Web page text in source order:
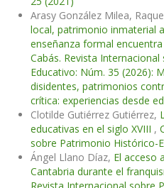
Arasy González Milea,
local, patrimonio inmaterial
enseñanza formal
Cabás. Revista
Educativo: Núm. 35 (2026):
disidentes, patrimonios
crítica: experiencias desde
Clotilde Gutiérrez Gutiérrez,
educativas en el siglo XVIII ,
sobre Patrimonio Histórico-
Ángel Llano Díaz, El acceso
Cantabria durante el